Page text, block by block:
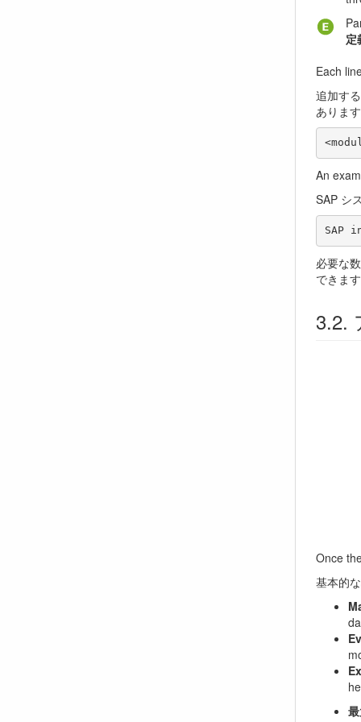
定
Each
追加す
あります
An
SAP シ
必要な
できます
Once
基本的